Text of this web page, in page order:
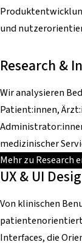
und
Research &
Wir analysieren
Patient:innen,
medizinischer
Mehr zu Research
UX & UI
Von klinischen
Interfaces, die